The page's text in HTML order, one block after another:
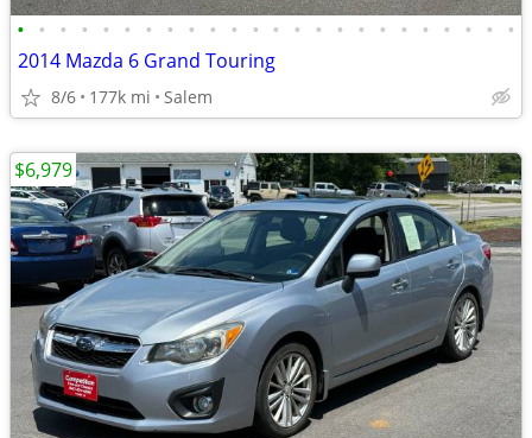
• • • • • • • • • • • • • • • • • • • • • • • •
2014 Mazda 6 Grand Touring
8/6 177k mi Salem
$6,979